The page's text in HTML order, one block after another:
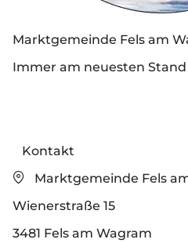
Marktgemeinde Fels am
Immer am neuesten
Kontakt
Marktgemeinde Fels
Wienerstraße 15
3481 Fels am Wagram